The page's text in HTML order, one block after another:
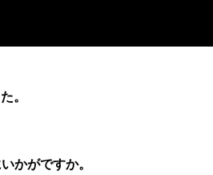
。
がですか。